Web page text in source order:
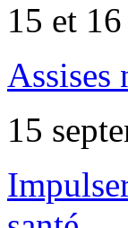
15 et
Assises
15